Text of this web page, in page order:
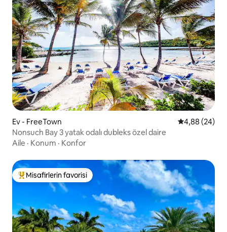
Ev - FreeTown 5 üzerinden
4,88 (24)
Nonsuch Bay 3 yatak odalı dubleks özel daire
Aile · Konum · Konfor
Misafirlerin favorilerinden en beğenilenler arasında
Misafirlerin favorisi